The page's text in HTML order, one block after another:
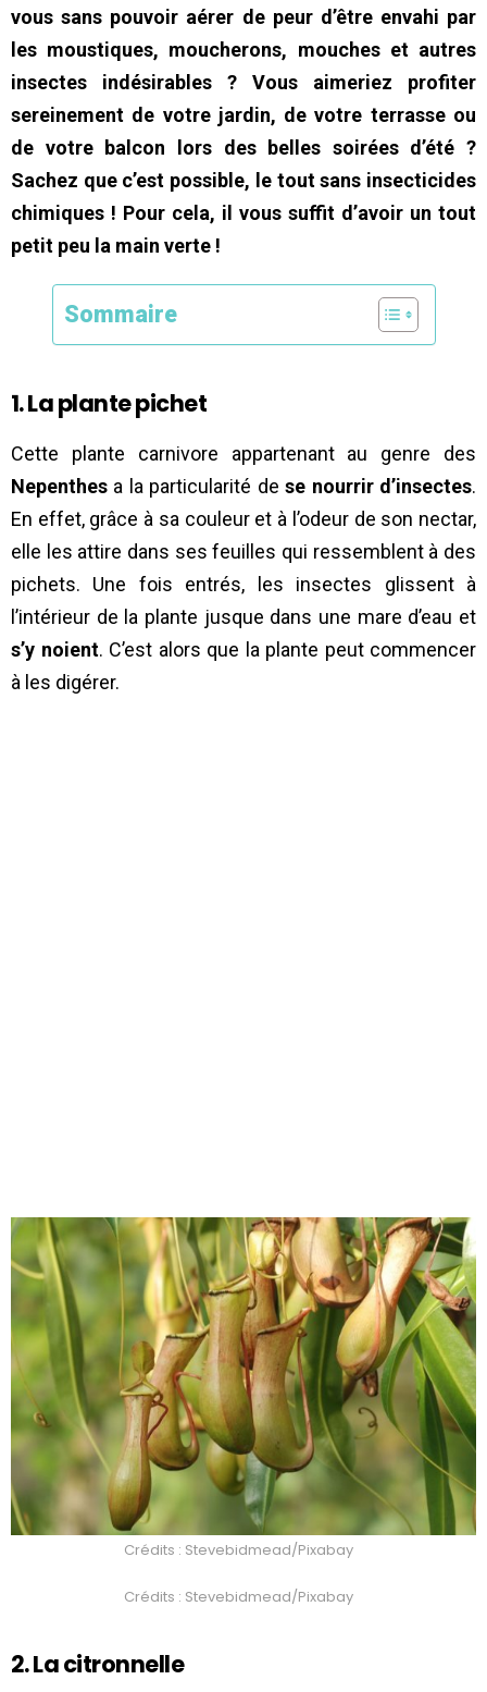
vous sans pouvoir aérer de peur d’être envahi par
les moustiques, moucherons, mouches et autres
insectes indésirables ? Vous aimeriez profiter
sereinement de votre jardin, de votre terrasse ou
de votre balcon lors des belles soirées d’été ?
Sachez que c’est possible, le tout sans insecticides
chimiques ! Pour cela, il vous suffit d’avoir un tout
petit peu la main verte !
Sommaire
1. La plante pichet
Cette plante carnivore appartenant au genre des
Nepenthes a la particularité dese nourrir d’insectes.
En effet, grâce à sa couleur et à l’odeur de son nectar,
elle les attire dans ses feuilles qui ressemblent à des
pichets. Une fois entrés, les insectes glissent à
l’intérieur de la plante jusque dans une mare d’eau et
s’y noient. C’est alors que la plante peut commencer
à les digérer.
Crédits : Stevebidmead/Pixabay
Crédits : Stevebidmead/Pixabay
2. La citronnelle